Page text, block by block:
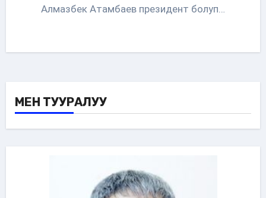
Алмазбек Атамбаев президент болуп…
МЕН ТУУРАЛУУ